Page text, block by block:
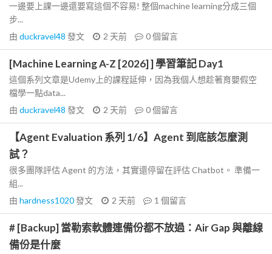
一邊要上課一邊還要寫這個不容易! 整個machine learning分成三個
步...
由 duckravel48 發文 2 天前 0個留言
[Machine Learning A-Z [2026] ] 學習筆記 Day1
這個系列文章是Udemy上的課程延伸，因為我個人想趁著育嬰假空
檔學一點data...
由 duckravel48 發文 2 天前 0個留言
【Agent Evaluation 系列 1/6】Agent 到底該怎麼測
試？
很多團隊評估 Agent 的方法，其實還停留在評估 Chatbot。 準備一
組...
由 hardness1020發文 2 天前 1 個留言
# [Backup] 當勒索軟體連備份都不放過：Air Gap 與離線
備份是什麼